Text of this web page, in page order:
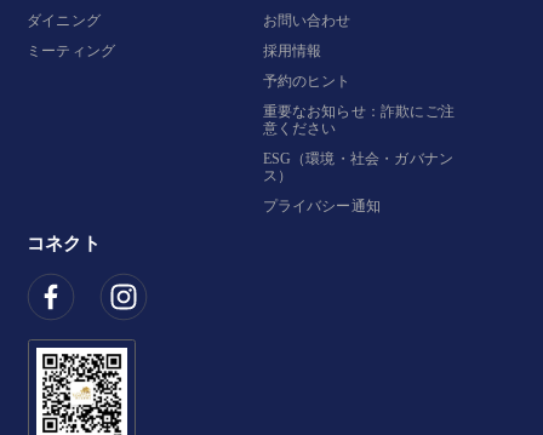
ダイニング
ミーティング
お問い合わせ
採用情報
予約のヒント
重要なお知らせ：詐欺にご注
意ください
ESG（環境・社会・ガバナン
ス）
プライバシー通知
コネクト